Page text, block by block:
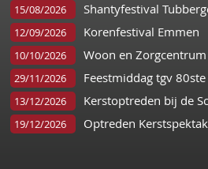
15/08/2026 Shantyfestival
12/09/2026 Korenfestival Emmen
10/10/2026 Woon en
29/11/2026 Feestmiddag tgv
13/12/2026 Kerstoptreden bij de
19/12/2026 Optreden